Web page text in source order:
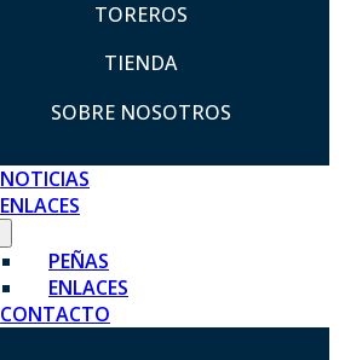
TOREROS
TIENDA
SOBRE NOSOTROS
NOTICIAS
ENLACES
PEÑAS
ENLACES
CONTACTO